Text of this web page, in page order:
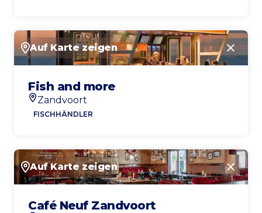
Auf Karte zeigen
Fish and more
Standort
Zandvoort
FISCHHÄNDLER
Auf Karte zeigen
Café Neuf Zandvoort